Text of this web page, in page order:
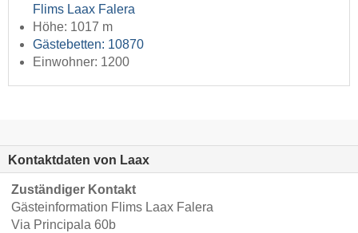
Flims Laax Falera
Höhe: 1017 m
Gästebetten: 10870
Einwohner: 1200
Kontaktdaten von Laax
Zuständiger Kontakt
Gästeinformation Flims Laax Falera
Via Principala 60b